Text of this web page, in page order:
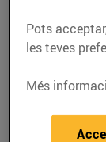
Pots
les teves
Més